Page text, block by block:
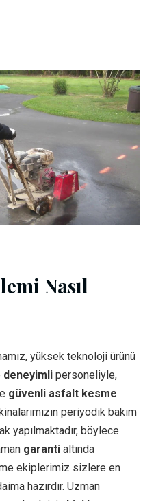
Nasıl
yüksek teknoloji ürünü
deneyimli personeliyle,
güvenli asfalt kesme
periyodik bakım
yapılmaktadır, böylece
garanti altında
ekiplerimiz sizlere en
hazırdır. Uzman